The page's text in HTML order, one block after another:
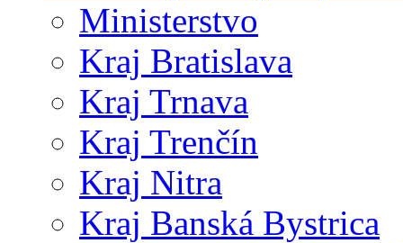
Ministerstvo
Kraj Bratislava
Kraj Trnava
Kraj Trenčín
Kraj Nitra
Kraj Banská Bystrica